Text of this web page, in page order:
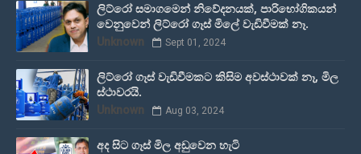
ලිට්රෝ සමාගමෙන් නිවේදනයක්, පාරිභෝගිකයන්
වෙනුවෙන් ලිට්රෝ ගෑස් මිලේ වැඩිවීමක් නෑ.
Unknown Sept 01, 2024
ලිට්රෝ ගෑස් වැඩිවීමකට කිසිම අවස්ථාවක් නෑ, මිල
ස්ථාවරයි.
Unknown Aug 03, 2024
අද සිට ගෑස් මිල අඩුවෙන හැටි